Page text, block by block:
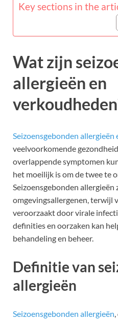
Key sections in the
Wat zijn
allergieën en
Seizoensgebonden allergieën
veelvoorkomende
overlappende symptomen
het moeilijk is om de twee te
Seizoensgebonden
omgevingsallergenen, terwijl
veroorzaakt door virale
definities en oorzaken kan
behandeling en beheer.
Definitie van
allergieën
Seizoensgebonden allergieën